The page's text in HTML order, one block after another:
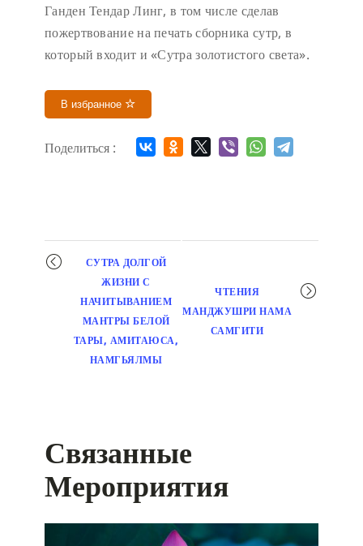
Ганден Тендар Линг, в том числе сделав
пожертвование на печать сборника сутр, в
который входит и «Сутра золотистого света».
В избранное
Поделиться :
Мероприятие
навигация
СУТРА ДОЛГОЙ
ЖИЗНИ С
НАЧИТЫВАНИЕМ
МАНТРЫ БЕЛОЙ
ТАРЫ, АМИТАЮСА,
НАМГЬЯЛМЫ
ЧТЕНИЯ
МАНДЖУШРИ НАМА
САМГИТИ
Связанные
Мероприятия